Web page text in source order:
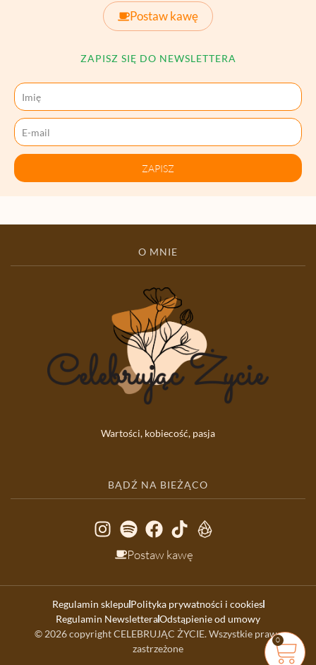
Postaw kawę
ZAPISZ SIĘ DO NEWSLETTERA
ZAPISZ
O MNIE
Wartości, kobiecość, pasja
BĄDŹ NA BIEŻĄCO
Postaw kawę
0
Regulamin sklepuPolityka prywatności i cookies
Regulamin NewsletteraOdstąpienie od umowy
© 2026 copyright CELEBRUJĄC ŻYCIE. Wszystkie prawa
zastrzeżone